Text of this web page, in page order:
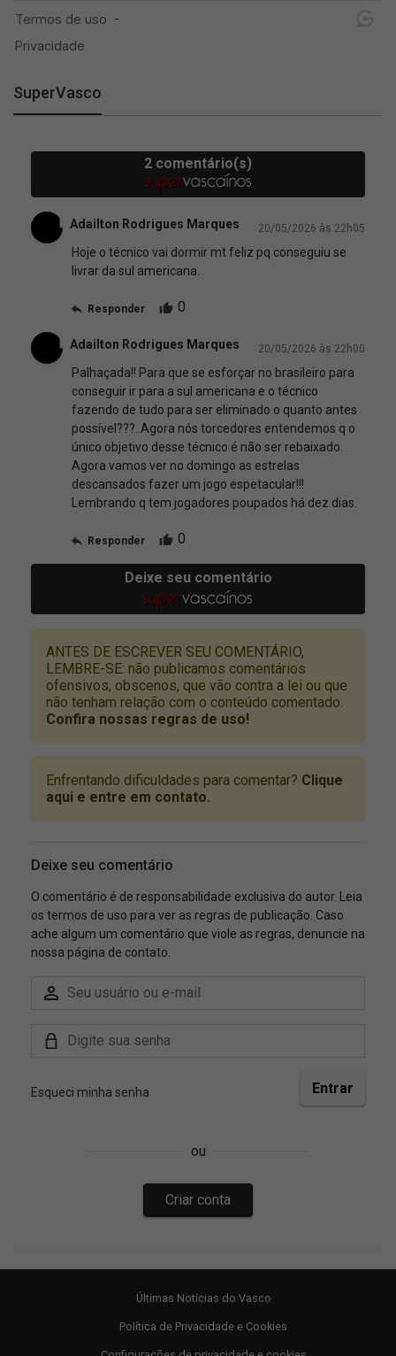
SuperVasco
Últimas Notícias do Vasco
Política de Privacidade e Cookies